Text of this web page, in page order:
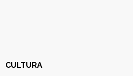
CULTURA